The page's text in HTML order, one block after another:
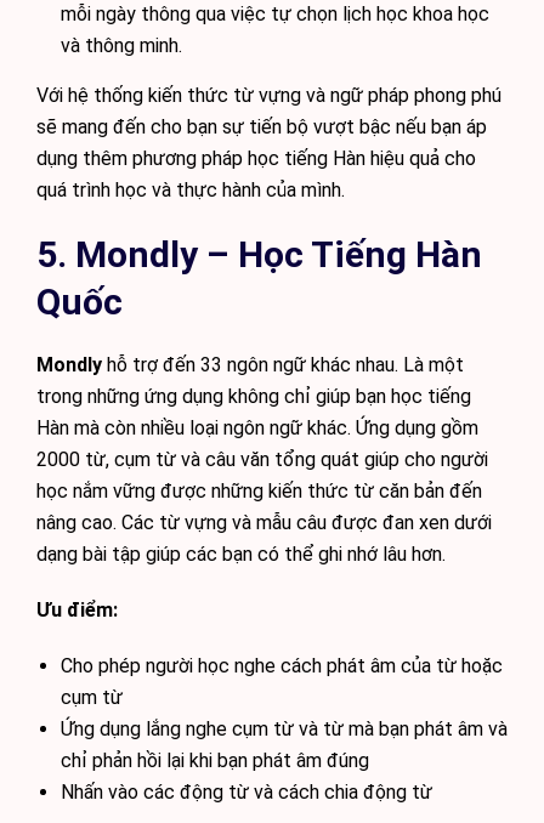
mỗi ngày thông qua việc tự chọn lịch học khoa học
và thông minh.
Với hệ thống kiến thức từ vựng và ngữ pháp phong phú
sẽ mang đến cho bạn sự tiến bộ vượt bậc nếu bạn áp
dụng thêm phương pháp học tiếng Hàn hiệu quả cho
quá trình học và thực hành của mình.
5. Mondly – Học Tiếng Hàn
Quốc
Mondly hỗ trợ đến 33 ngôn ngữ khác nhau. Là một
trong những ứng dụng không chỉ giúp bạn học tiếng
Hàn mà còn nhiều loại ngôn ngữ khác. Ứng dụng gồm
2000 từ, cụm từ và câu văn tổng quát giúp cho người
học nắm vững được những kiến thức từ căn bản đến
nâng cao. Các từ vựng và mẫu câu được đan xen dưới
dạng bài tập giúp các bạn có thể ghi nhớ lâu hơn.
Ưu điểm:
Cho phép người học nghe cách phát âm của từ hoặc
cụm từ
Ứng dụng lắng nghe cụm từ và từ mà bạn phát âm và
chỉ phản hồi lại khi bạn phát âm đúng
Nhấn vào các động từ và cách chia động từ